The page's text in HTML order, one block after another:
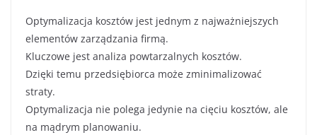
Optymalizacja kosztów jest jednym z najważniejszych
elementów zarządzania firmą.
Kluczowe jest analiza powtarzalnych kosztów.
Dzięki temu przedsiębiorca może zminimalizować
straty.
Optymalizacja nie polega jedynie na cięciu kosztów, ale
na mądrym planowaniu.